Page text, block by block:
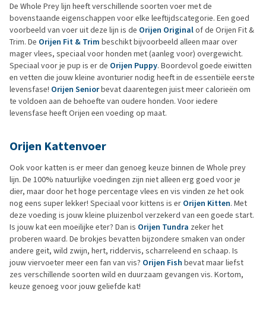
De Whole Prey lijn heeft verschillende soorten voer met de
bovenstaande eigenschappen voor elke leeftijdscategorie. Een goed
voorbeeld van voer uit deze lijn is de Orijen Originalof de Orijen Fit &
Trim. De Orijen Fit & Trim beschikt bijvoorbeeld alleen maar over
mager vlees, speciaal voor honden met (aanleg voor) overgewicht.
Speciaal voor je pup is er de Orijen Puppy. Boordevol goede eiwitten
en vetten die jouw kleine avonturier nodig heeft in de essentiële eerste
levensfase! Orijen Seniorbevat daarentegen juist meer calorieën om
te voldoen aan de behoefte van oudere honden. Voor iedere
levensfase heeft Orijen een voeding op maat.
Orijen Kattenvoer
Ook voor katten is er meer dan genoeg keuze binnen de Whole prey
lijn. De 100% natuurlijke voedingen zijn niet alleen erg goed voor je
dier, maar door het hoge percentage vlees en vis vinden ze het ook
nog eens super lekker! Speciaal voor kittens is er Orijen Kitten. Met
deze voeding is jouw kleine pluizenbol verzekerd van een goede start.
Is jouw kat een moeilijke eter? Dan is Orijen Tundra zeker het
proberen waard. De brokjes bevatten bijzondere smaken van onder
andere geit, wild zwijn, hert, riddervis, scharreleend en schaap. Is
jouw viervoeter meer een fan van vis? Orijen Fish bevat maar liefst
zes verschillende soorten wild en duurzaam gevangen vis. Kortom,
keuze genoeg voor jouw geliefde kat!